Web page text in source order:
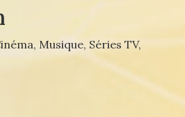
Musique, Séries TV,